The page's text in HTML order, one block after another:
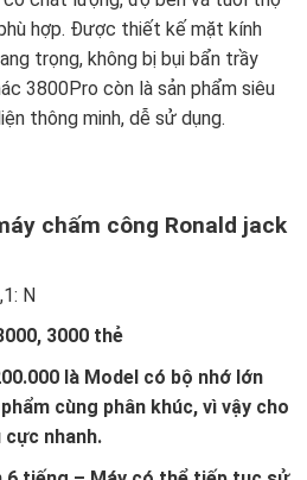
hợp. Được thiết kế mặt kính
trọng, không bị bụi bẩn trầy
3800Pro còn là sản phẩm siêu
thông minh, dễ sử dụng.
chấm công Ronald jack
N
3000 thẻ
là Model có bộ nhớ lớn
cùng phân khúc, vì vậy cho
nhanh.